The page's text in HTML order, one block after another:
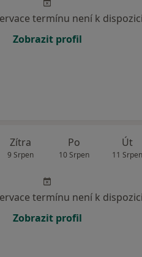
termínu není k dispozici
Zobrazit profil
Zítra
9 Srpen
Po
10 Srpen
Út
11 Srpen
termínu není k dispozici
Zobrazit profil